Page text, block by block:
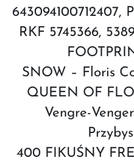
643094100712407,
RKF 5745366,
SNOW – Floris
QUEEN OF
Vengre-
400 FIKUŚNY